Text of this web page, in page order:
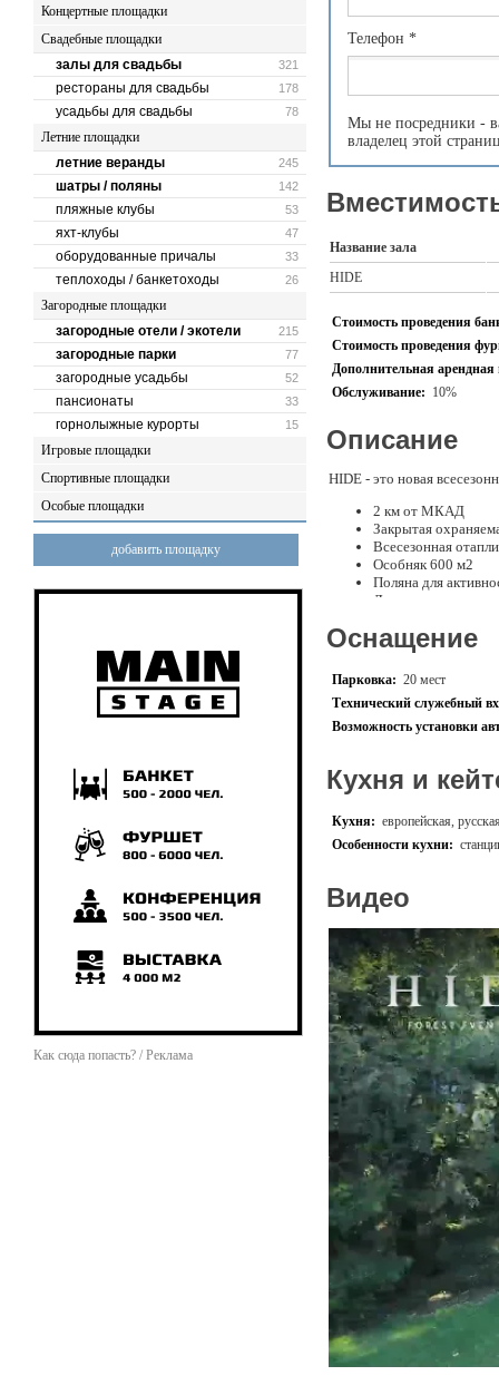
Концертные площадки
Свадебные площадки
321
залы для свадьбы
178
рестораны для свадьбы
78
усадьбы для свадьбы
Летние площадки
245
летние веранды
142
шатры / поляны
53
пляжные клубы
47
яхт-клубы
33
оборудованные причалы
26
теплоходы / банкетоходы
Загородные площадки
215
загородные отели / экотели
77
загородные парки
52
загородные усадьбы
33
пансионаты
15
горнолыжные курорты
Игровые площадки
Спортивные площадки
Особые площадки
добавить площадку
Как сюда попасть? / Реклама
Телефон *
Мы не посредники -
владелец этой
Название зала
HIDE
Стоимость проведения
Стоимость проведения
Дополнительная
Обслуживание: 10%
Описание
HIDE - это новая
2 км от МКАД
Закрытая
Всесезонная
Особняк 600 м2
Поляна для
Лаунж зона у
Вместительность
ФУРШЕТ - до 1000 гостей
Особняк на территории
- Возможность
- Домашний кинотеатр
- Гримерные комнаты
- Парковка на 20 м/мест
Качественные
Современная
Внимательный
Анимационные
Кулинарные
Наш инстаграм:
https://
Оснащение
Парковка: 20 мест
Технический служебный
Возможность установки
Кухня и
Кухня: европейская,
Особенности кухни:
Видео